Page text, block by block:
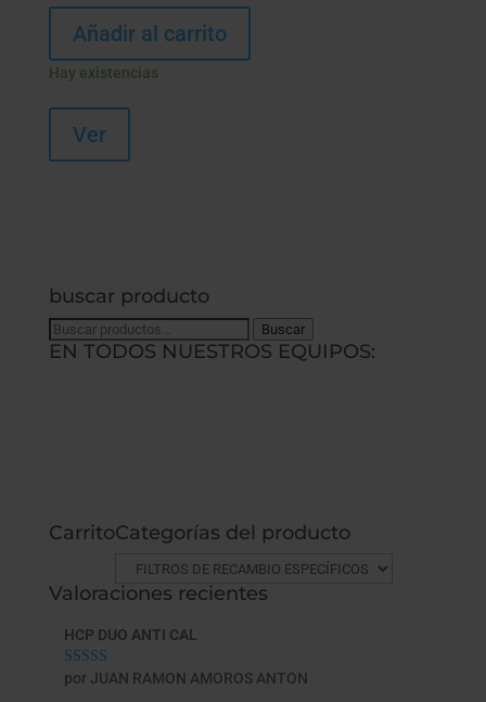
Añadir al carrito
Hay existencias
Ver
buscar producto
Buscar
por:
Buscar
EN TODOS NUESTROS EQUIPOS:
CarritoCategorías del producto
Valoraciones recientes
HCP DUO ANTI CAL
Valorado con
por JUAN RAMON AMOROS ANTON